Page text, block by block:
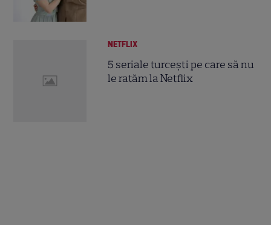
NETFLIX
5 seriale turcești pe care să nu
le ratăm la Netflix